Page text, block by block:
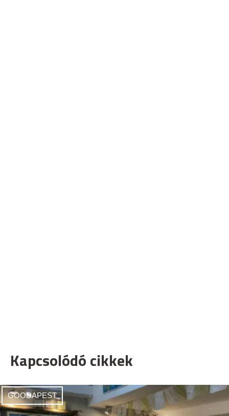
Kapcsolódó cikkek
GOODAPEST